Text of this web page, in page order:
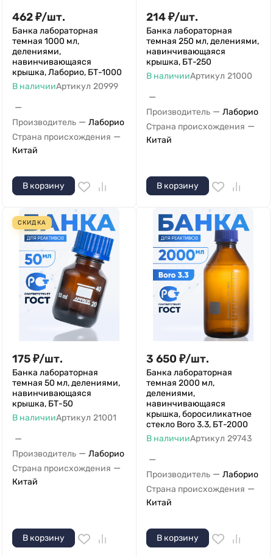
462₽/шт.
Банка лабораторная
темная 1000 мл,
делениями,
навинчивающаяся
крышка, Лаборио, БТ-1000
В наличииАртикул 20999
—
Производитель — Лаборио
Страна происхождения —
Китай
В корзину
214₽/шт.
Банка лабораторная
темная 250 мл, делениями,
навинчивающаяся
крышка, БТ-250
В наличииАртикул 21000
—
Производитель — Лаборио
Страна происхождения —
Китай
В корзину
СКИДКА
175₽/шт.
Банка лабораторная
темная 50 мл, делениями,
навинчивающаяся
крышка, БТ-50
В наличииАртикул 21001
—
Производитель — Лаборио
Страна происхождения —
Китай
В корзину
3 650 ₽/шт.
Банка лабораторная
темная 2000 мл,
делениями,
навинчивающаяся
крышка, боросиликатное
стекло Boro 3.3, БТ-2000
В наличииАртикул 29743
—
Производитель — Лаборио
Страна происхождения —
Китай
В корзину